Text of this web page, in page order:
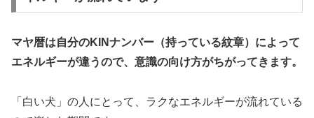
マヤ暦は自分のKINナンバー（持っている紋章）によって
エネルギーが違うので、意識の向け方がちがってきます。
「白い犬」の人にとって、ラクなエネルギーが流れている